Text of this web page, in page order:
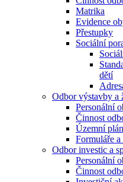
Matrika
Evidence
Přestupky
Sociální
dětí
Odbor výstavby a
Personální
Činnost
Územní plán
Formuláře
Odbor investic a
Personální
Činnost